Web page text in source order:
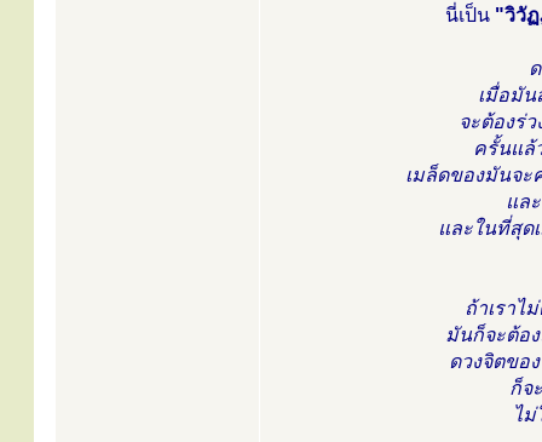
นี่เป็น "วิวั
เมื่อมัน
จะต้องร่
ครั้นแล้
เมล็ดของมันจะ
แล
และในที่สุด
ถ้าเราไ
มันก็จะต้อ
ดวงจิตขอ
ก็จ
ไ